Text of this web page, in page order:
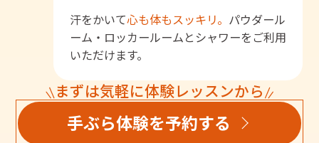
汗をかいて心も体もスッキリ。 パウダール
ーム・ロッカールームとシャワーをご利用
いただけます。
まずは気軽に体験レッスンから
手ぶら体験を予約する